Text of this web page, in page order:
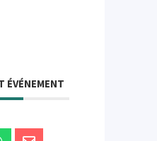
ÉVÉNEMENT